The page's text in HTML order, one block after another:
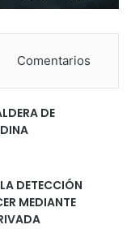
Comentarios
DE
DETECCIÓN
MEDIANTE